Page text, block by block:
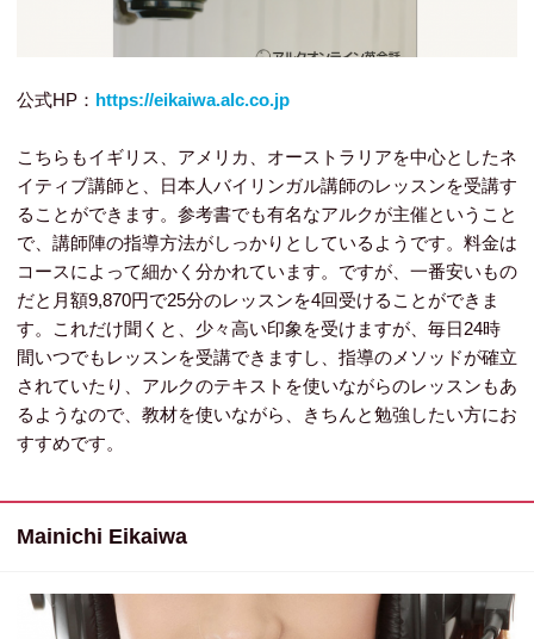
公式HP： https://eikaiwa.alc.co.jp
こちらもイギリス、アメリカ、オーストラリアを中心としたネ
イティブ講師と、日本人バイリンガル講師のレッスンを受講す
ることができます。参考書でも有名なアルクが主催ということ
で、講師陣の指導方法がしっかりとしているようです。料金は
コースによって細かく分かれています。ですが、一番安いもの
だと月額9,870円で25分のレッスンを4回受けることができま
す。これだけ聞くと、少々高い印象を受けますが、毎日24時
間いつでもレッスンを受講できますし、指導のメソッドが確立
されていたり、アルクのテキストを使いながらのレッスンもあ
るようなので、教材を使いながら、きちんと勉強したい方にお
すすめです。
Mainichi Eikaiwa